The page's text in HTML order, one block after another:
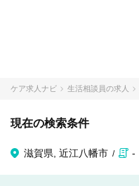
ケア求人ナビ 生活相談員の求人
現在の検索条件
滋賀県, 近江八幡市 -